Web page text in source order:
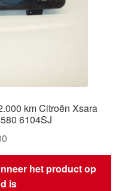
km Citroën Xsara
6104SJ
het product op
is